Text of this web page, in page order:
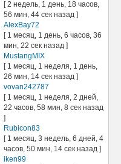
[ 2 недель, 1 день, 18 часов,
56 мин, 44 сек назад ]
AlexBay72
[ 1 месяц, 1 день, 6 часов, 36
мин, 22 сек назад ]
MustangMIX
[ 1 месяц, 1 неделя, 1 день,
26 мин, 14 сек назад ]
vovan242787
[ 1 месяц, 1 неделя, 2 дней,
22 часов, 58 мин, 8 сек назад
]
Rubicon83
[ 1 месяц, 3 недель, 6 дней, 4
часов, 50 мин, 14 сек назад ]
iken99